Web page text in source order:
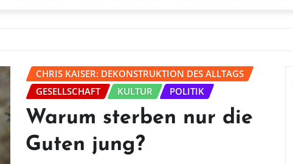
CHRIS KAISER: DEKONSTRUKTION DES ALLTAGS
GESELLSCHAFT
KULTUR POLITIK
Warum sterben nur die
Guten jung?